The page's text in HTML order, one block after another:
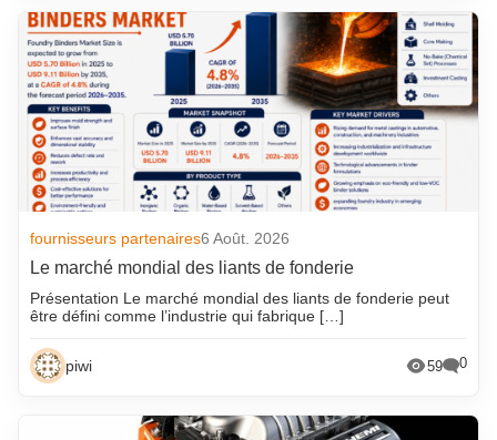
fournisseurs partenaires6 Août. 2026
Le marché mondial des liants de fonderie
Présentation Le marché mondial des liants de fonderie peut
être défini comme l’industrie qui fabrique […]
piwi 59 0